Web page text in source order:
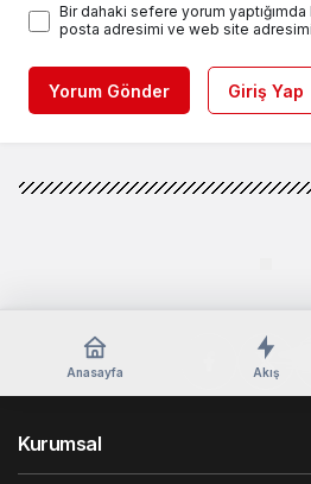
Bir dahaki sefere yorum yaptığımda
posta adresimi ve web site adresimi
Yorum Gönder Giriş Yap
Anasayfa Akış
Kurumsal